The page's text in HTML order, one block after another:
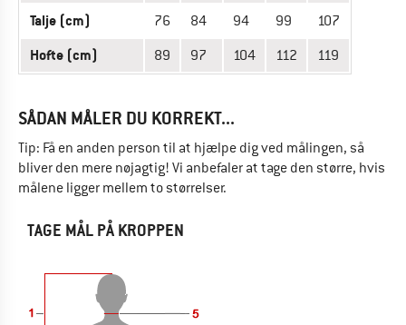
Talje (cm) 76 84 94 99 107
Hofte (cm) 89 97 104 112 119
SÅDAN MÅLER DU KORREKT...
Tip: Få en anden person til at hjælpe dig ved målingen, så
bliver den mere nøjagtig! Vi anbefaler at tage den større, hvis
målene ligger mellem to størrelser.
TAGE MÅL PÅ KROPPEN